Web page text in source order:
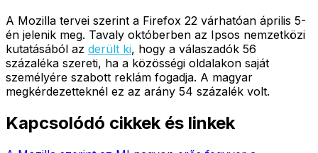
A Mozilla tervei szerint a Firefox 22 várhatóan április 5-
én jelenik meg. Tavaly októberben az Ipsos nemzetközi
kutatásából az derült ki, hogy a válaszadók 56
százaléka szereti, ha a közösségi oldalakon saját
személyére szabott reklám fogadja. A magyar
megkérdezetteknél ez az arány 54 százalék volt.
Kapcsolódó cikkek és linkek